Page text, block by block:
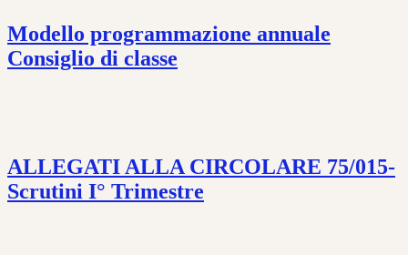
Modello programmazione annuale
Consiglio di classe
ALLEGATI ALLA CIRCOLARE 75/015-
Scrutini I° Trimestre